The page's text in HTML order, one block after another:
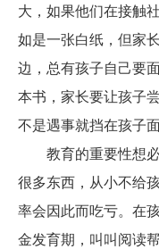
下载中心
大，如果他们在接触
如是一张白纸，但家
边，总有孩子自己要
本书，家长要让孩子
不是遇事就挡在孩子面
教育的重要性想必
很多东西，从小不给
率会因此而吃亏。在
金发育期，叫叫阅读